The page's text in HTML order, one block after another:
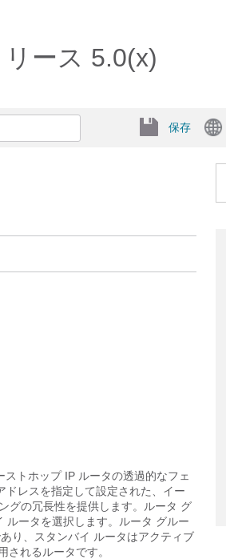
ース 5.0(x)
保存
トホップ IP ルータの透過的なフェ
ドレスを指定して設定された、イー
グの冗長性を提供します。ルータ グ
ルータを選択します。ルータ グルー
り、スタンバイ ルータはアクティブ
れるルータです。